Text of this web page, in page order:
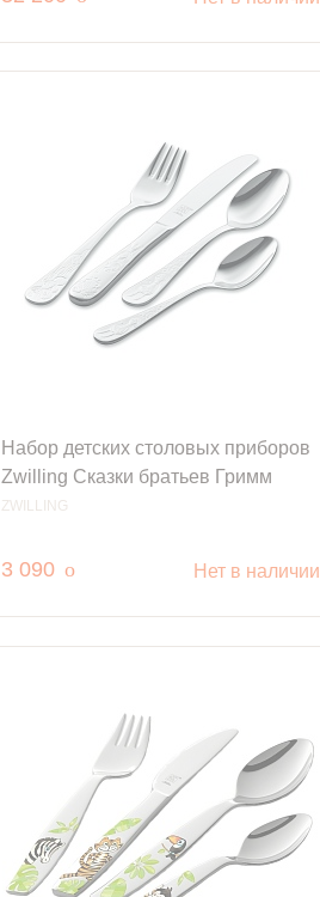
Набор детских столовых приборов
Zwilling Сказки братьев Гримм
ZWILLING
3 090 руб.
o Нет в наличии